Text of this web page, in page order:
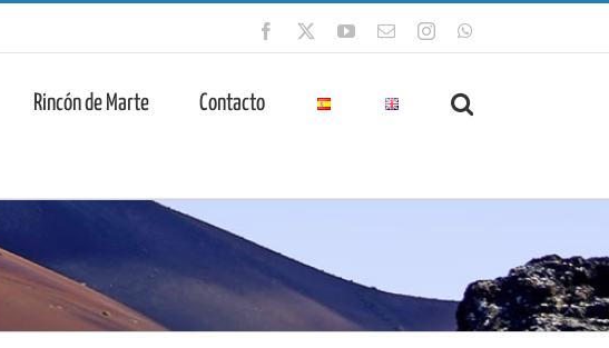
Facebook YouTube
CorreoInstagram
Rincón de Marte Contacto